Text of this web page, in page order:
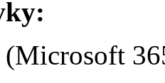
(Microsoft